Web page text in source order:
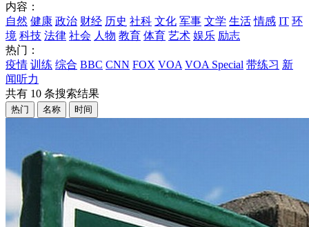
内容：
自然 健康 政治 财经 历史 社科 文化 军事 文学 生活 情感 IT 环
境 科技 法律 社会 人物 教育 体育 艺术 娱乐 励志
热门：
疫情 训练 综合 BBC CNN FOX VOA VOA Special 带练习 新
闻听力
共有 10 条搜索结果
热门 名称 时间